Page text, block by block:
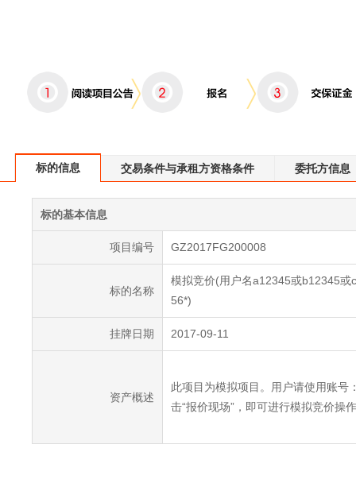
标的信息 交易条件与承租方资格条件 委托方信息
标的基本信息
项目编号 GZ2017FG200008
标的名称
模拟竞价(用户名a12345或b12345或
56*)
挂牌日期 2017-09-11
资产概述
此项目为模拟项目。用户请使用账号
击“报价现场”，即可进行模拟竞价操